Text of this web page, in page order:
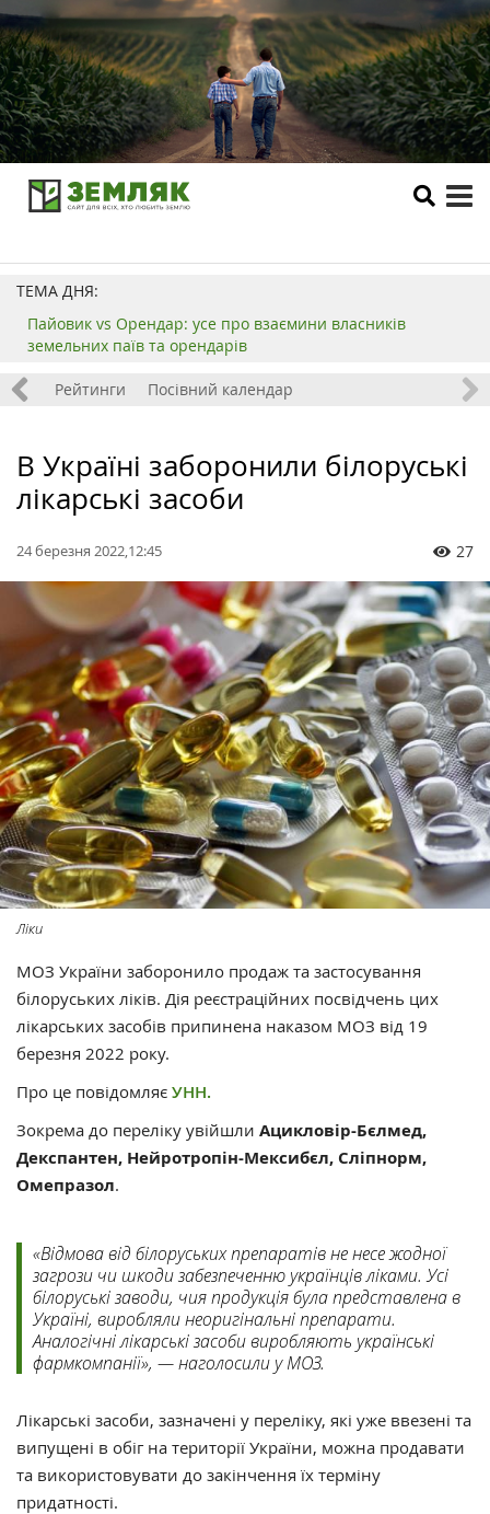
ТЕМА ДНЯ:
Пайовик vs Орендар: усе про взаємини власників
земельних паїв та орендарів
Рейтинги Посівний календар
В Україні заборонили білоруські
лікарські засоби
24 березня 2022,12:45 27
Ліки
МОЗ України заборонило продаж та застосування
білоруських ліків. Дія реєстраційних посвідчень цих
лікарських засобів припинена наказом МОЗ від 19
березня 2022 року.
Про це повідомляє УНН.
Зокрема до переліку увійшли Ацикловір-Бєлмед,
Декспантен, Нейротропін-Мексибєл, Сліпнорм,
Омепразол.
«Відмова від білоруських препаратів не несе жодної
загрози чи шкоди забезпеченню українців ліками. Усі
білоруські заводи, чия продукція була представлена в
Україні, виробляли неоригінальні препарати.
Аналогічні лікарські засоби виробляють українські
фармкомпанії», — наголосили у МОЗ.
Лікарські засоби, зазначені у переліку, які уже ввезені та
випущені в обіг на території України, можна продавати
та використовувати до закінчення їх терміну
придатності.